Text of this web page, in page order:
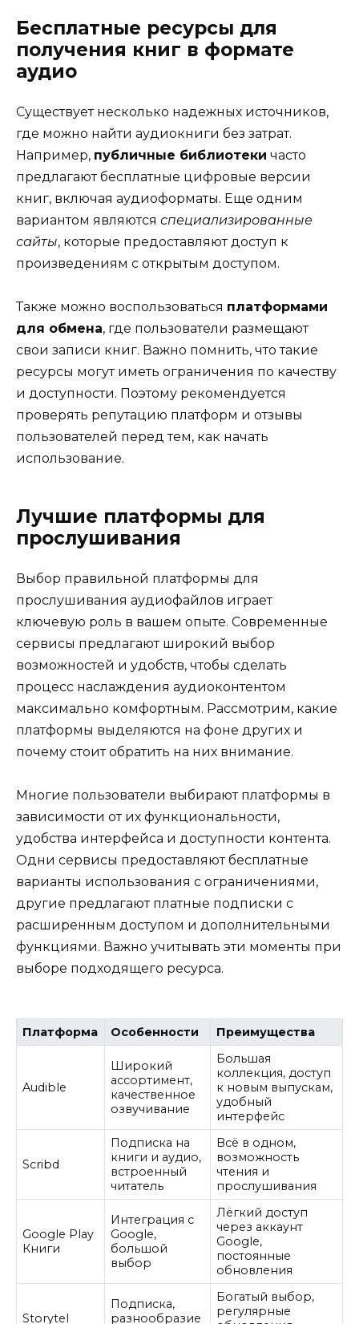
Бесплатные ресурсы для
получения книг в формате
аудио
Существует несколько надежных источников,
где можно найти аудиокниги без затрат.
Например, публичные библиотеки часто
предлагают бесплатные цифровые версии
книг, включая аудиоформаты. Еще одним
вариантом являются специализированные
сайты, которые предоставляют доступ к
произведениям с открытым доступом.
Также можно воспользоваться платформами
для обмена, где пользователи размещают
свои записи книг. Важно помнить, что такие
ресурсы могут иметь ограничения по качеству
и доступности. Поэтому рекомендуется
проверять репутацию платформ и отзывы
пользователей перед тем, как начать
использование.
Лучшие платформы для
прослушивания
Выбор правильной платформы для
прослушивания аудиофайлов играет
ключевую роль в вашем опыте. Современные
сервисы предлагают широкий выбор
возможностей и удобств, чтобы сделать
процесс наслаждения аудиоконтентом
максимально комфортным. Рассмотрим, какие
платформы выделяются на фоне других и
почему стоит обратить на них внимание.
Многие пользователи выбирают платформы в
зависимости от их функциональности,
удобства интерфейса и доступности контента.
Одни сервисы предоставляют бесплатные
варианты использования с ограничениями,
другие предлагают платные подписки с
расширенным доступом и дополнительными
функциями. Важно учитывать эти моменты при
выборе подходящего ресурса.
Платформа Особенности Преимущества
Audible
Широкий
ассортимент,
качественное
озвучивание
Большая
коллекция, доступ
к новым выпускам,
удобный
интерфейс
Scribd
Подписка на
книги и аудио,
встроенный
читатель
Всё в одном,
возможность
чтения и
прослушивания
Google Play
Книги
Интеграция с
Google,
большой
выбор
Лёгкий доступ
через аккаунт
Google,
постоянные
обновления
Storytel
Подписка,
разнообразие
Богатый выбор,
регулярные